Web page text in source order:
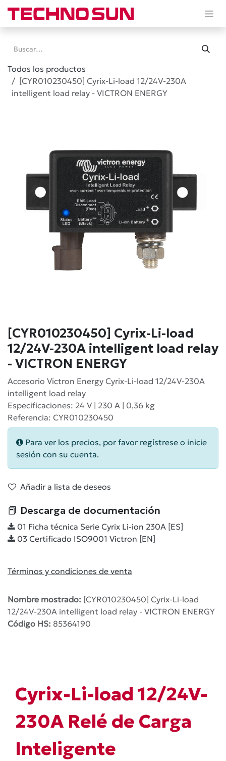
Ir al contenido
Todos los productos
[CYR010230450] Cyrix-Li-load 12/24V-230A
intelligent load relay - VICTRON ENERGY
[CYR010230450] Cyrix-Li-load
12/24V-230A intelligent load relay
- VICTRON ENERGY
Accesorio Victron Energy Cyrix-Li-load 12/24V-230A
intelligent load relay
Especificaciones: 24 V | 230 A | 0,36 kg
Referencia: CYR010230450
Para ver los precios, por favor regístrese o inicie
sesión con su cuenta.
Añadir a lista de deseos
📕 Descarga de documentación
01 Ficha técnica Serie Cyrix Li-ion 230A [ES]
03 Certificado ISO9001 Victron [EN]
Términos y condiciones de venta
Nombre mostrado: [CYR010230450] Cyrix-Li-load
12/24V-230A intelligent load relay - VICTRON ENERGY
Código HS: 85364190
Cyrix-Li-load 12/24V-
230A Relé de Carga
Inteligente